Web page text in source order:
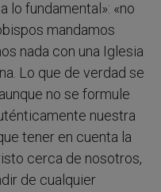
lo fundamental»: «no
mandamos
nada con una Iglesia
Lo que de verdad se
no se formule
nuestra
tener en cuenta la
cerca de nosotros,
de cualquier